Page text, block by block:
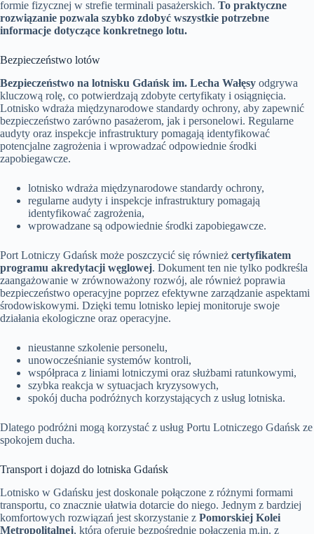
formie fizycznej w strefie terminali pasażerskich. To praktyczne
rozwiązanie pozwala szybko zdobyć wszystkie potrzebne
informacje dotyczące konkretnego lotu.
Bezpieczeństwo lotów
Bezpieczeństwo na lotnisku Gdańsk im. Lecha Wałęsy odgrywa
kluczową rolę, co potwierdzają zdobyte certyfikaty i osiągnięcia.
Lotnisko wdraża międzynarodowe standardy ochrony, aby zapewnić
bezpieczeństwo zarówno pasażerom, jak i personelowi. Regularne
audyty oraz inspekcje infrastruktury pomagają identyfikować
potencjalne zagrożenia i wprowadzać odpowiednie środki
zapobiegawcze.
lotnisko wdraża międzynarodowe standardy ochrony,
regularne audyty i inspekcje infrastruktury pomagają
identyfikować zagrożenia,
wprowadzane są odpowiednie środki zapobiegawcze.
Port Lotniczy Gdańsk może poszczycić się również certyfikatem
programu akredytacji węglowej. Dokument ten nie tylko podkreśla
zaangażowanie w zrównoważony rozwój, ale również poprawia
bezpieczeństwo operacyjne poprzez efektywne zarządzanie aspektami
środowiskowymi. Dzięki temu lotnisko lepiej monitoruje swoje
działania ekologiczne oraz operacyjne.
nieustanne szkolenie personelu,
unowocześnianie systemów kontroli,
współpraca z liniami lotniczymi oraz służbami ratunkowymi,
szybka reakcja w sytuacjach kryzysowych,
spokój ducha podróżnych korzystających z usług lotniska.
Dlatego podróżni mogą korzystać z usług Portu Lotniczego Gdańsk ze
spokojem ducha.
Transport i dojazd do lotniska Gdańsk
Lotnisko w Gdańsku jest doskonale połączone z różnymi formami
transportu, co znacznie ułatwia dotarcie do niego. Jednym z bardziej
komfortowych rozwiązań jest skorzystanie z Pomorskiej Kolei
Metropolitalnej, która oferuje bezpośrednie połączenia m.in. z